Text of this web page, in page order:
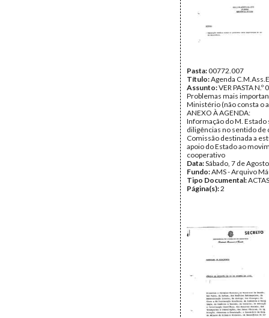
Tipo Documental:ACTAS
Pasta:00772.007
Título:Agenda
Assunto:VER PASTA N.º
Problemas mais
Ministério (não consta o
ANEXO À AGENDA:
Informação do M. Estado
diligências no sentido de
Comissão destinada a
apoio do Estado ao
cooperativo
Data:Sábado, 7 de
Fundo:AMS - Arquivo
Tipo Documental:ACTAS
Página(s):2